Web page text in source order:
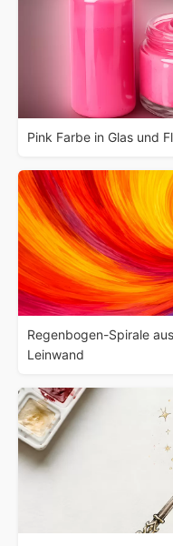
Pink Farbe in Glas und
Regenbogen-Spirale
Leinwand